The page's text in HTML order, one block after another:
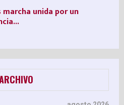
marcha unida por un